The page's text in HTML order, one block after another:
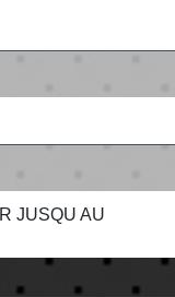
JUSQU AU